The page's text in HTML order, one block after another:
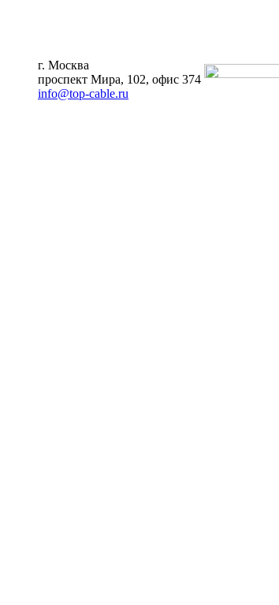
г. Москва
проспект Мира, 102, офис 374
info@top-cable.ru